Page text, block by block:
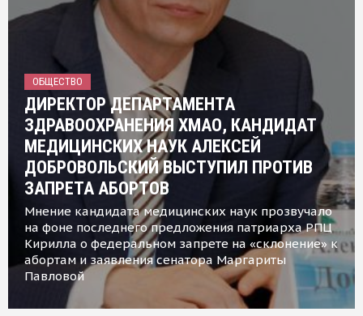
ОБЩЕСТВО
ДИРЕКТОР ДЕПАРТАМЕНТА
ЗДРАВООХРАНЕНИЯ ХМАО, КАНДИДАТ
МЕДИЦИНСКИХ НАУК АЛЕКСЕЙ
ДОБРОВОЛЬСКИЙ ВЫСТУПИЛ ПРОТИВ
ЗАПРЕТА АБОРТОВ
Мнение кандидата медицинских наук прозвучало
на фоне последнего предложения патриарха РПЦ
Кирилла о федеральном запрете на «склонение» к
абортам и заявления сенатора Маргариты
Павловой